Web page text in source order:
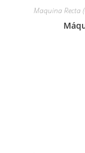
Maquina Recta